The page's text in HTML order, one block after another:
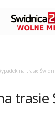
na trasie
trasie